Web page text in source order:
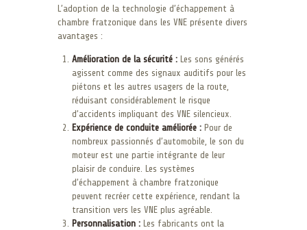
L’adoption de la technologie d’échappement à
chambre fratzonique dans les VNE présente divers
avantages :
Amélioration de la sécurité : Les sons générés
agissent comme des signaux auditifs pour les
piétons et les autres usagers de la route,
réduisant considérablement le risque
d’accidents impliquant des VNE silencieux.
Expérience de conduite améliorée : Pour de
nombreux passionnés d’automobile, le son du
moteur est une partie intégrante de leur
plaisir de conduire. Les systèmes
d’échappement à chambre fratzonique
peuvent recréer cette expérience, rendant la
transition vers les VNE plus agréable.
Personnalisation : Les fabricants ont la